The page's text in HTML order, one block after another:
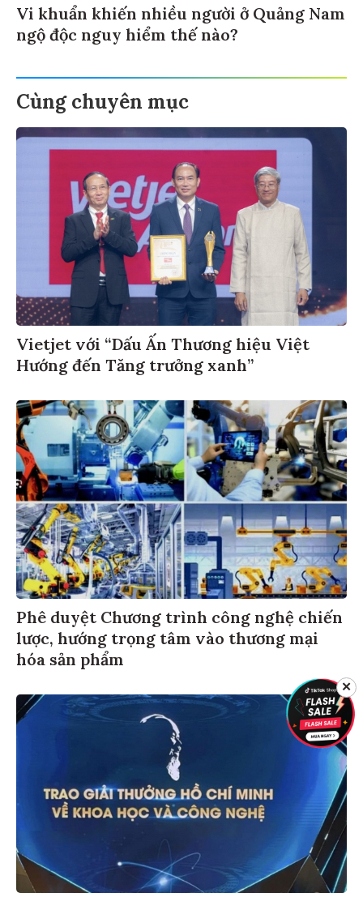
Vi khuẩn khiến nhiều người ở Quảng Nam
ngộ độc nguy hiểm thế nào?
Cùng chuyên mục
Vietjet với “Dấu Ấn Thương hiệu Việt
Hướng đến Tăng trưởng xanh”
Phê duyệt Chương trình công nghệ chiến
lược, hướng trọng tâm vào thương mại
hóa sản phẩm
✕